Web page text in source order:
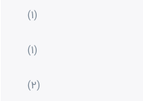
(1)
(1)
(2)